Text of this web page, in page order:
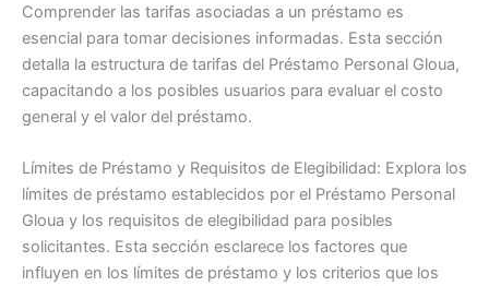
Comprender las tarifas asociadas a un préstamo es
esencial para tomar decisiones informadas. Esta sección
detalla la estructura de tarifas del Préstamo Personal Gloua,
capacitando a los posibles usuarios para evaluar el costo
general y el valor del préstamo.
Límites de Préstamo y Requisitos de Elegibilidad: Explora los
límites de préstamo establecidos por el Préstamo Personal
Gloua y los requisitos de elegibilidad para posibles
solicitantes. Esta sección esclarece los factores que
influyen en los límites de préstamo y los criterios que los